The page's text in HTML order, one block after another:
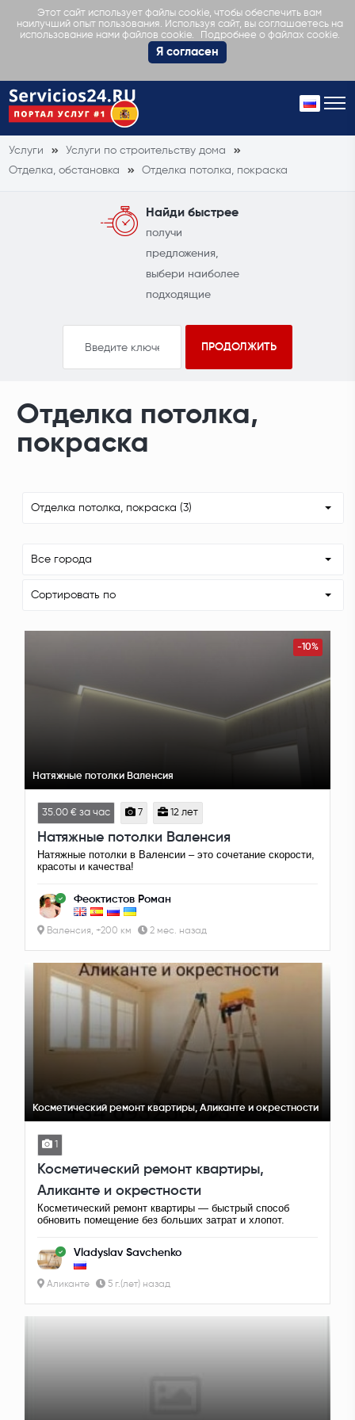
Этот сайт использует файлы cookie, чтобы обеспечить вам
наилучший опыт пользования. Используя сайт, вы соглашаетесь на
использование нами файлов cookie.
Подробнее о файлах cookie.
Я согласен
Услуги
Услуги по строительству дома
Отделка, обстановка
Отделка потолка, покраска
Найди быстрее
получи
предложения,
выбери наиболее
подходящие
Отделка потолка,
покраска
Отделка потолка, покраска (3)
Все города
Сортировать по
-10%
Натяжные потолки Валенсия
35.00 € за час 7 12 лет
Натяжные потолки Валенсия
Натяжные потолки в Валенсии – это сочетание скорости,
красоты и качества!
Феоктистов Роман
Валенсия, +200 км 2 мес. назад
Косметический ремонт квартиры, Аликанте и окрестности
1
Косметический ремонт квартиры,
Аликанте и окрестности
Косметический ремонт квартиры — быстрый способ
обновить помещение без больших затрат и хлопот.
Vladyslav Savchenko
Аликанте 5 г.(лет) назад